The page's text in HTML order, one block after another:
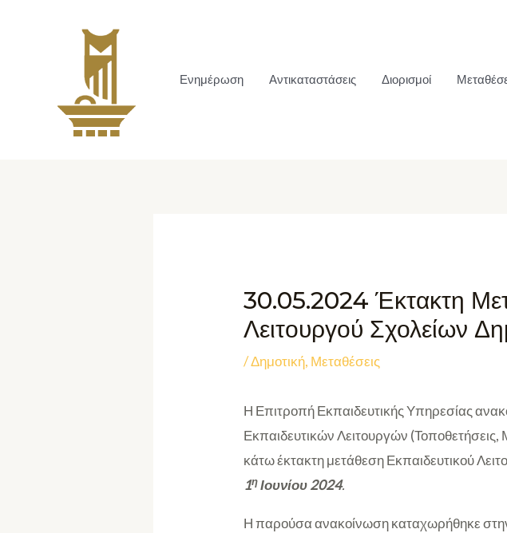
Ενημέρωση Αντικαταστάσεις Διορισμοί
30.05.2024 Έκτακτη
Λειτουργού Σχολείων
/Δημοτική, Μεταθέσεις
Η Επιτροπή Εκπαιδευτικής Υπηρεσίας
Εκπαιδευτικών Λειτουργών (Τοποθετήσεις,
κάτω έκτακτη μετάθεση Εκπαιδευτικού
1ηΙουνίου 2024.
Η παρούσα ανακοίνωση καταχωρήθηκε στην